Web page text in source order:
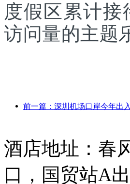
度假区累计
访问量的主题
酒店地址：春
口，国贸站A